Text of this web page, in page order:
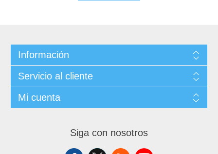
Información
Servicio al cliente
Mi cuenta
Siga con nosotros